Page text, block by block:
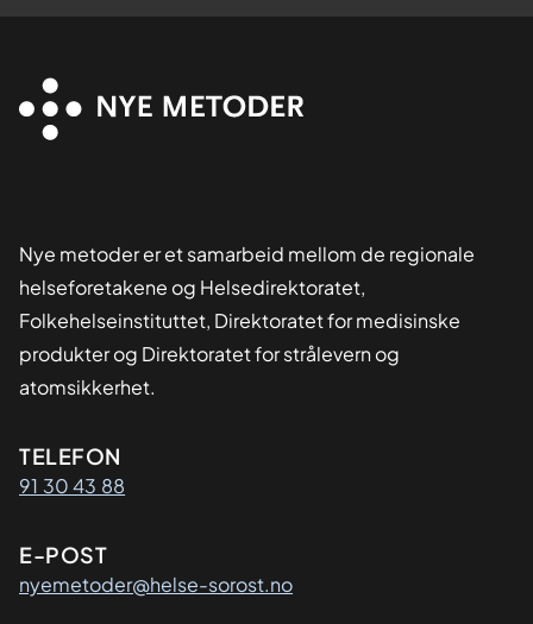
Nye metoder er et samarbeid mellom de regionale
helseforetakene og Helsedirektoratet,
Folkehelseinstituttet, Direktoratet for medisinske
produkter og Direktoratet for strålevern og
atomsikkerhet.
Kontaktinformasjon
TELEFON
91 30 43 88
E-POST
nyemetoder@helse-sorost.no